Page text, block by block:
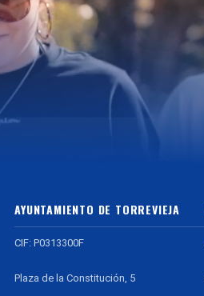
AYUNTAMIENTO DE TORREVIEJA
CIF: P0313300F
Plaza de la Constitución, 5